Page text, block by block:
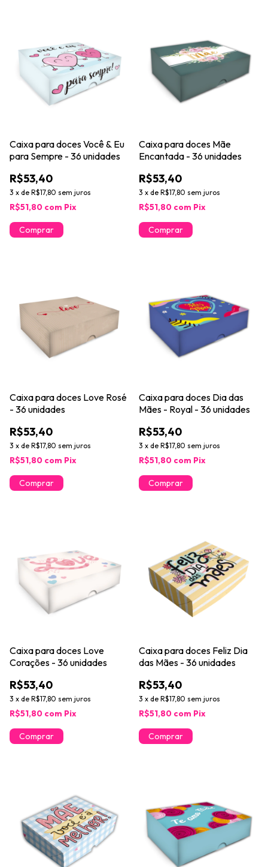
Caixa para doces Você & Eu
para Sempre - 36 unidades
R$53,40
3 x de R$17,80 sem juros
R$51,80 com Pix
Caixa para doces Mãe
Encantada - 36 unidades
R$53,40
3 x de R$17,80 sem juros
R$51,80 com Pix
Caixa para doces Love Rosé
- 36 unidades
R$53,40
3 x de R$17,80 sem juros
R$51,80 com Pix
Caixa para doces Dia das
Mães - Royal - 36 unidades
R$53,40
3 x de R$17,80 sem juros
R$51,80 com Pix
Caixa para doces Love
Corações - 36 unidades
R$53,40
3 x de R$17,80 sem juros
R$51,80 com Pix
Caixa para doces Feliz Dia
das Mães - 36 unidades
R$53,40
3 x de R$17,80 sem juros
R$51,80 com Pix